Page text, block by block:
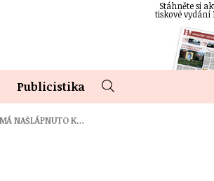
Stáhněte si
tiskové vydání
Publicistika
NAŠLÁPNUTO K…